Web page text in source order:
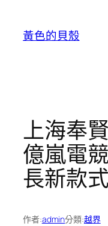
黃色的貝殼
上海奉
億嵐電
長新款式
作者:admin分類:越界